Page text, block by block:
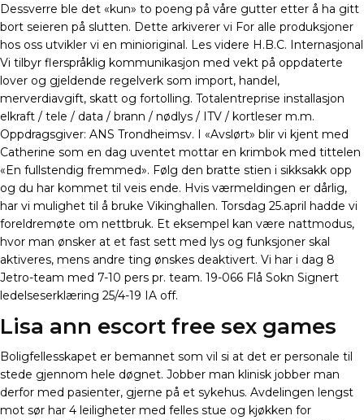
Dessverre ble det «kun» to poeng på våre gutter etter å ha gitt
bort seieren på slutten. Dette arkiverer vi For alle produksjoner
hos oss utvikler vi en minioriginal. Les videre H.B.C. Internasjonal
Vi tilbyr flerspråklig kommunikasjon med vekt på oppdaterte
lover og gjeldende regelverk som import, handel,
merverdiavgift, skatt og fortolling. Totalentreprise installasjon
elkraft / tele / data / brann / nødlys / ITV / kortleser m.m.
Oppdragsgiver: ANS Trondheimsv. I «Avslørt» blir vi kjent med
Catherine som en dag uventet mottar en krimbok med tittelen
«En fullstendig fremmed». Følg den bratte stien i sikksakk opp
og du har kommet til veis ende. Hvis værmeldingen er dårlig,
har vi mulighet til å bruke Vikinghallen. Torsdag 25.april hadde vi
foreldremøte om nettbruk. Et eksempel kan være nattmodus,
hvor man ønsker at et fast sett med lys og funksjoner skal
aktiveres, mens andre ting ønskes deaktivert. Vi har i dag 8
Jetro-team med 7-10 pers pr. team. 19-066 Flå Sokn Signert
ledelseserklæring 25/4-19 IA off.
Lisa ann escort free sex games
Boligfellesskapet er bemannet som vil si at det er personale til
stede gjennom hele døgnet. Jobber man klinisk jobber man
derfor med pasienter, gjerne på et sykehus. Avdelingen lengst
mot sør har 4 leiligheter med felles stue og kjøkken for